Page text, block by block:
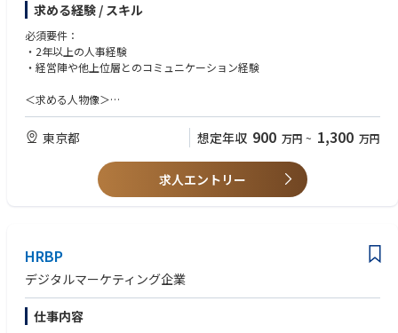
・戦略人事：組織設計、人材育成、採用計画、評価・報酬制度、タレント
マネジメント等の企画・実行
・組織・人材開発：組織パフォーマンス向上、社員の能力開発・エンゲー
ジメント向上支援
・人事制度：制度運用・改善、労務管理・コンプライアンス徹底
求める経験 / スキル
必須要件：
・2年以上の人事経験
・経営陣や他上位層とのコミュニケーション経験
＜求める人物像＞
・チームでの協働経験と他の部門との連携能力
・変化する環境や新しい課題に迅速に適応する能力
・基本的なエクセルとパワーポイントスキル
・ビジネスレベルの日本語力・英語力 (TOEIC600以上または同等)
東京都 想定年収 900 万円 ~ 1,300 万円
求人エントリー
HRBP
デジタルマーケティング企業
仕事内容